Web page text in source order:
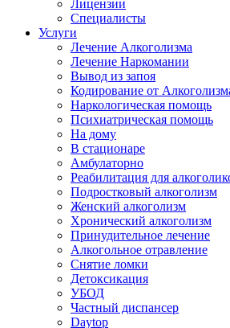
Лицензии
Специалисты
Услуги
Лечение Алкоголизма
Лечение Наркомании
Вывод из запоя
Кодирование от
Наркологическая помощь
Психиатрическая помощь
На дому
В стационаре
Амбулаторно
Реабилитация для
Подростковый алкоголизм
Женский алкоголизм
Хронический алкоголизм
Принудительное лечение
Алкогольное отравление
Снятие ломки
Детоксикация
УБОД
Частный диспансер
Daytop